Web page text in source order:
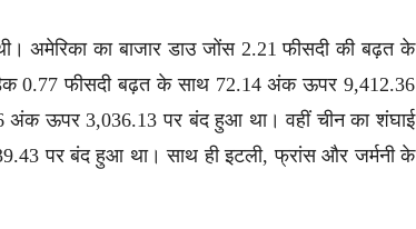
अमेरिका का बाजार डाउ जोंस 2.21 फीसदी की बढ़त के
0.77 फीसदी बढ़त के साथ 72.14 अंक ऊपर 9,412.36
ऊपर 3,036.13 पर बंद हुआ था। वहीं चीन का शंघाई
पर बंद हुआ था। साथ ही इटली, फ्रांस और जर्मनी के